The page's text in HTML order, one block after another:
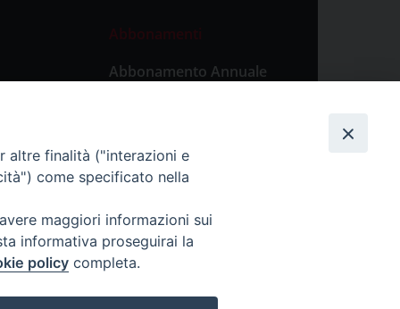
Abbonamenti
Abbonamento Annuale
Abbonamento Singola
altre finalità ("interazioni e
come specificato nella
maggiori informazioni sui
informativa proseguirai la
policy completa.